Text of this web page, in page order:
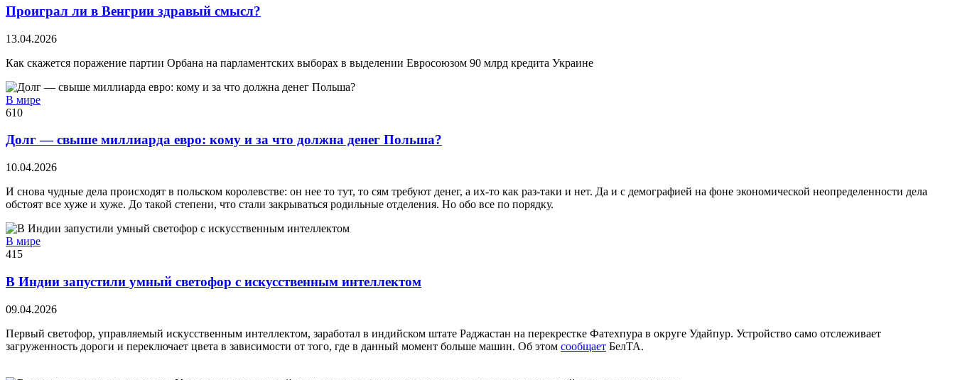
Проиграл ли в Венгрии здравый смысл?
13.04.2026
Как скажется поражение партии Орбана на парламентских выборах в выделении Евросоюзом 90 млрд кредита Украине
В мире
610
Долг — свыше миллиарда евро: кому и за что должна денег Польша?
10.04.2026
И снова чудные дела происходят в польском королевстве: он нее то тут, то сям требуют денег, а их-то как раз-таки и нет. Да и с демографией на фоне экономической неопределенности дела
обстоят все хуже и хуже. До такой степени, что стали закрываться родильные отделения. Но обо все по порядку.
В мире
415
В Индии запустили умный светофор с искусственным интеллектом
09.04.2026
Первый светофор, управляемый искусственным интеллектом, заработал в индийском штате Раджастан на перекрестке Фатехпура в округе Удайпур. Устройство само отслеживает
загруженность дороги и переключает цвета в зависимости от того, где в данный момент больше машин. Об этом сообщает БелТА.